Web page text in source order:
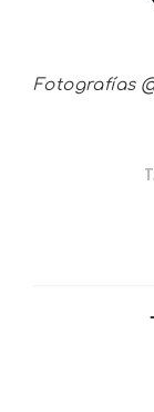
Fotografías